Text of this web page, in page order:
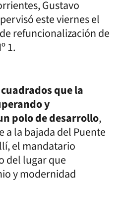
Gustavo
este viernes el
refuncionalización de
1.
que la
y
polo de desarrollo,
a la bajada del Puente
el mandatario
del lugar que
y modernidad